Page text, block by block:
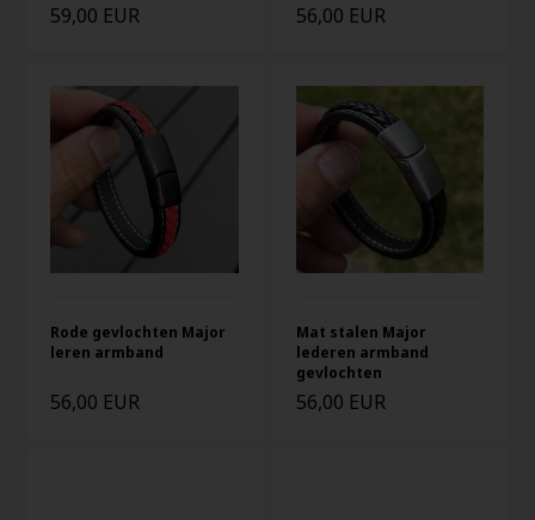
59,00 EUR 56,00 EUR
Rode gevlochten Major
leren armband
56,00 EUR
Mat stalen Major
lederen armband
gevlochten
56,00 EUR